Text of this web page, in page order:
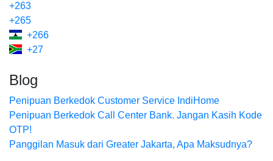
+263
+265
+266
+27
Blog
Penipuan Berkedok Customer Service IndiHome
Penipuan Berkedok Call Center Bank. Jangan Kasih Kode
OTP!
Panggilan Masuk dari Greater Jakarta, Apa Maksudnya?